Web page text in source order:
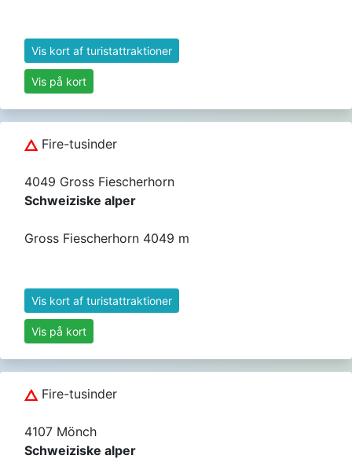
Vis kort af turistattraktioner
Vis på kort
Fire-tusinder
4049 Gross Fiescherhorn
Schweiziske alper
Gross Fiescherhorn 4049 m
Vis kort af turistattraktioner
Vis på kort
Fire-tusinder
4107 Mönch
Schweiziske alper